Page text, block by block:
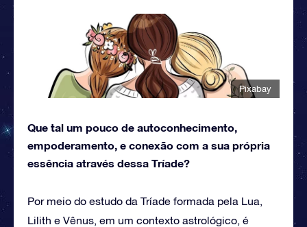
Pixabay
Que tal um pouco de autoconhecimento,
empoderamento, e conexão com a sua própria
essência através dessa Tríade?
Por meio do estudo da Tríade formada pela Lua,
Lilith e Vênus, em um contexto astrológico, é